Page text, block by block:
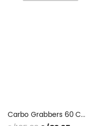
Carbo Grabbers 60 Capsulas Natures Sunshine